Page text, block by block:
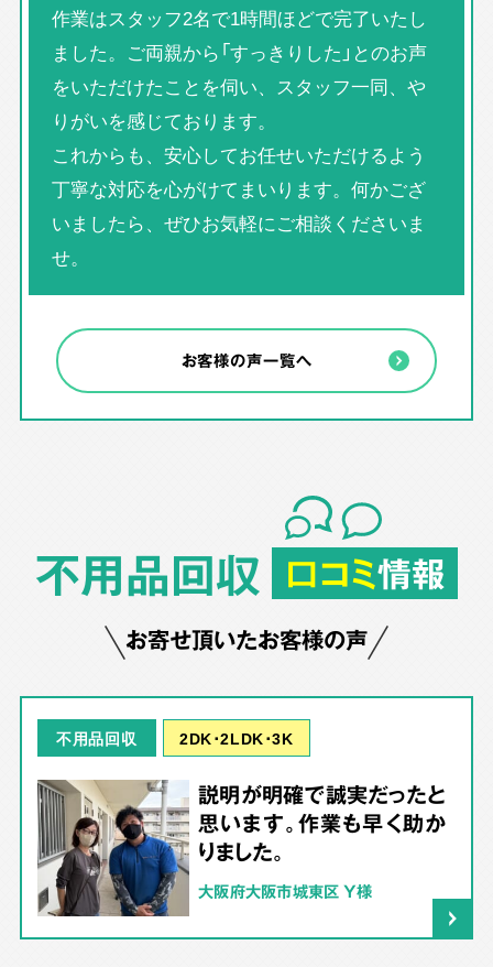
作業はスタッフ2名で1時間ほどで完了いたし
ました。ご両親から「すっきりした」とのお声
をいただけたことを伺い、スタッフ一同、や
りがいを感じております。
これからも、安心してお任せいただけるよう
丁寧な対応を心がけてまいります。何かござ
いましたら、ぜひお気軽にご相談くださいま
せ。
お客様の声一覧へ
不用品回収 口コミ情報
お寄せ頂いたお客様の声
不用品回収 2DK･2LDK･3K
説明が明確で誠実だったと
思います。作業も早く助か
りました。
大阪府大阪市城東区 Y様